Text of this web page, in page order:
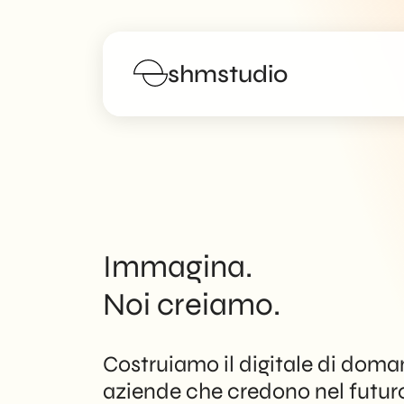
shmstudio
Manifesto
Blog
FAQs
Lavora con noi
Immagina.
Noi creiamo.
Costruiamo il digitale di
aziende che credono nel